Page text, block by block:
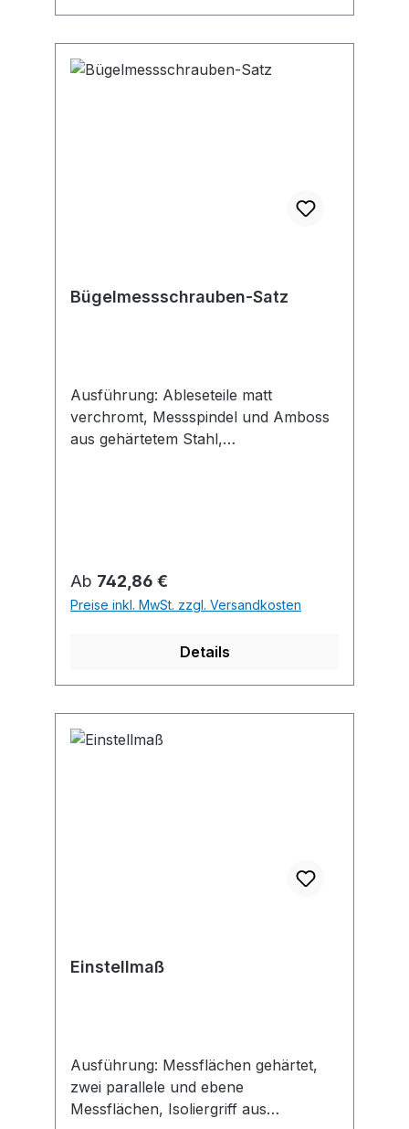
von weichen Werkstoffen wie Gummi,
Bügelmessschrauben-Satz
Ausführung: Ableseteile matt
verchromt, Messspindel und Amboss
aus gehärtetem Stahl,
Einstellmaß.
Regulärer Preis:
Ab 742,86 €
Preise inkl. MwSt. zzgl. Versandkosten
Details
Einstellmaß
Ausführung: Messflächen gehärtet,
zwei parallele und ebene
Messflächen, Isoliergriff aus